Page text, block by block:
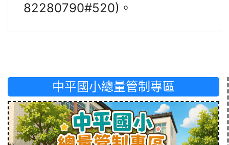
82280790#520)。
中平國小總量管制專區